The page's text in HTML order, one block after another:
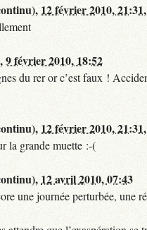
12 février 2010, 21:31,
9 février 2010, 18:52
du rer or c’est faux !
12 février 2010, 21:31,
la grande muette :-(
12 avril 2010, 07:43
une journée perturbée, une